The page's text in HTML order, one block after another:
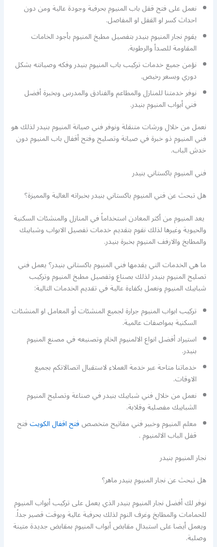
نعمل على فتح قفل باب المنيوم بحرفية وجودة عالية ومن دون
احداث كسر او القفل او المفاصل.
يقوم نجار المنيوم بنيدر بتفصيل مطبخ المنيوم بأجود الخامات
المقاومة للصدأ والرطوبة.
نؤمن جميع خدمات تركيب باب المنيوم بنيدر وفكه وصيانته بشكل
دوري وبسعر رخيص.
نوفر خدمتنا للمنازل والمطاعم والفنادق والمدرس وبخبرة أفضل
فني أبواب المنيوم بنيدر.
نعمل من خلال ورشات متنقلة ونوفر فني صيانة المنيوم بنيدر لذلك هو
فني المنيوم ذو خبرة في صيانة وتصليح وفتح أقفال باب المنيوم دون
خدش الباب.
فني المنيوم باكستاني بنيدر
هل تبحث عن فني المنيوم باكستاني بنيدر بخبراته العالية والمميزة؟
يعد المنيوم من أكثر المعادن استخداماً في المنازل والمنشئات السكنية
والحيوية وغيرها لذلك نقوم بتقديم خدمات تفصيل الابواب وشبابيك
والمطابخ والارفف المنيوم بخبرة بنيدر.
ما هي الخدمات التي يقدمها فني المنيوم باكستاني بنيدر؟ يعمل فني
تصليح المنيوم بنيدر لذلك بصناع وتفصيل مطبخ المنيوم وتركيب
شبابيك المنيوم ونعمل بكفاءة عالية في تقديم الخدمات التالية:
تركيب ابواب المنيوم جرارة لجميع المنشئات أو المعامل او المنشئات
السكنية بمواصفات عالمية.
استيراد أفضل انواع الالمنيوم الخام وتصنيعه في مصنع المنيوم
بنيدر.
خدماتنا متاحة عبر خدمة العملاء لاستقبال اتصالاتكم بجميع
الاوقات.
نعمل من خلال فني شبابيك بنيدر في صناعة وتصليح المنيوم
الشبابيك مفصلية وقلابة.
معلم المنيوم وخبير فني مفاتيح متخصصفتح اقفال الكويتفتح
قفل الباب الالمنيوم .
نجار المنيوم بنيدر
هل تبحث عن نجار المنيوم بنيدر ماهر؟
نوفر لك أفضل نجار المنيوم بنيدر الذي يعمل على تركيب أبواب المنيوم
للحمامات والمطابخ وغرف النوم لذلك بحرفية عالية وبوقت قصير جداً.
ويعمل أيضا على استبدال مقابض أبواب المنيوم بمقابض جديدة متينة
وصلبة.